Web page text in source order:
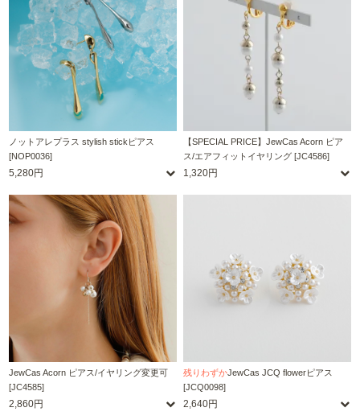
ノットアレプラス stylish stickピアス
[NOP0036]
5,280円
【SPECIAL PRICE】JewCas Acorn ピア
ス/エアフィットイヤリング [JC4586]
1,320円
JewCas Acorn ピアス/イヤリング変更可
[JC4585]
2,860円
残りわずかJewCas JCQ flowerピアス
[JCQ0098]
2,640円